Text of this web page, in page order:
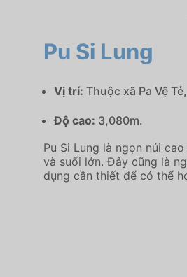
Pu Si Lung
Vị trí: Thuộc xã Pa Vệ
Độ cao: 3,080m.
Pu Si Lung là ngọn núi
và suối lớn. Đây cũng là
dụng cần thiết để có thể